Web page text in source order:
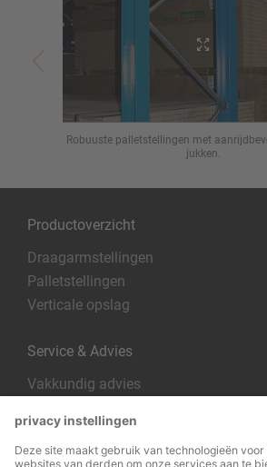
Robuuste palletstellingen met
jukken.
Productoverzicht
Draagarmstellingen
Palletstellingen
Verticale opslag
Service & Advies
Vakkundig advies
Inspectie van stellingen